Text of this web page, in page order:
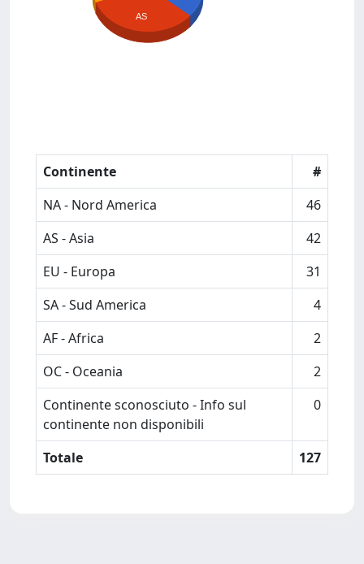
AS
Continente
#
NA - Nord America
46
AS - Asia
42
EU - Europa
31
SA - Sud America
4
AF - Africa
2
OC - Oceania
2
Continente sconosciuto - Info sul
continente non disponibili
0
Totale 127